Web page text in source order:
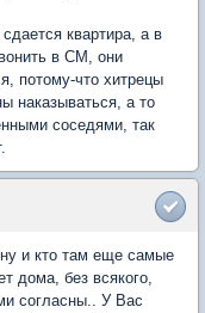
квартира, а в
в СМ, они
потому-что хитрецы
наказываться, а то
соседями, так
и кто там еще самые
дома, без всякого,
согласны.. У Вас